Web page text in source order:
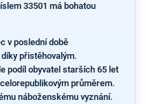
33501 má bohatou
v poslední době
přistěhovalým.
podíl obyvatel starších 65 let
průměrem.
náboženskému vyznání.